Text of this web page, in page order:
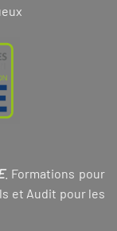
. Formations pour
et Audit pour les